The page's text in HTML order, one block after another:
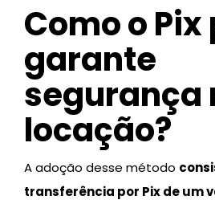
Como o Pix
garante
segurança
locação?
A adoção desse método
transferência por Pix de um